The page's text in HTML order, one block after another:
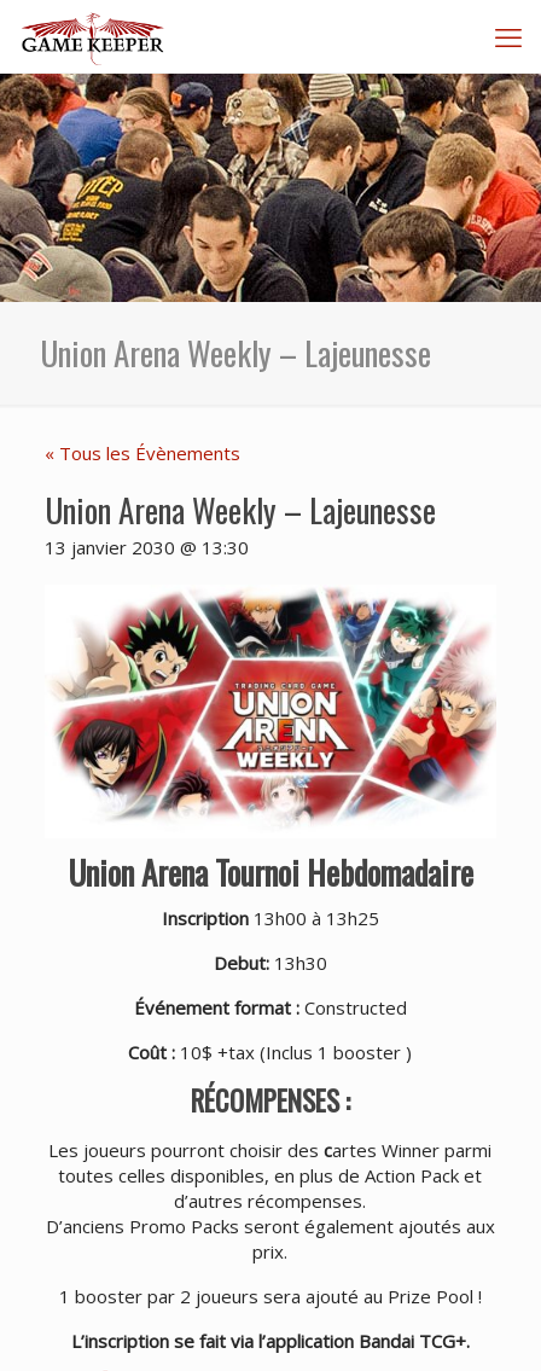
Union Arena Weekly – Lajeunesse
« Tous les Évènements
Union Arena Weekly – Lajeunesse
13 janvier 2030 @ 13:30
Union Arena Tournoi Hebdomadaire
Inscription 13h00 à 13h25
Debut:13h30
Événement format : Constructed
Coût : 10$ +tax (Inclus 1 booster )
RÉCOMPENSES :
Les joueurs pourront choisir descartes Winner parmi
toutes celles disponibles, en plus de Action Pack et
d’autres récompenses.
D’anciens Promo Packs seront également ajoutés aux
prix.
1 booster par 2 joueurs sera ajouté au Prize Pool !
L’inscription se fait via l’application Bandai TCG+.